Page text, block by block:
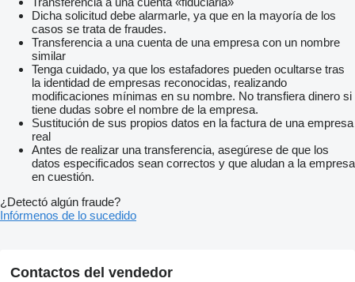
Dicha solicitud debe alarmarle, ya que en la mayoría de los
casos se trata de fraudes.
Transferencia a una cuenta de una empresa con un nombre
similar
Tenga cuidado, ya que los estafadores pueden ocultarse tras
la identidad de empresas reconocidas, realizando
modificaciones mínimas en su nombre. No transfiera dinero si
tiene dudas sobre el nombre de la empresa.
Sustitución de sus propios datos en la factura de una empresa
real
Antes de realizar una transferencia, asegúrese de que los
datos especificados sean correctos y que aludan a la empresa
en cuestión.
¿Detectó algún fraude?
Infórmenos de lo sucedido
Contactos del vendedor